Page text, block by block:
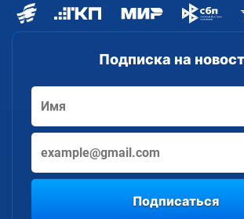
Подписка на
Подписаться